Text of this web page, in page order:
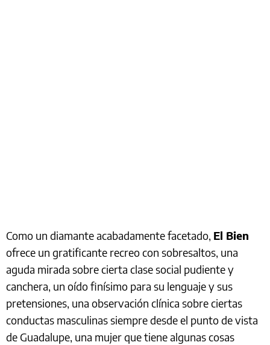
Como un diamante acabadamente facetado, El Bien
ofrece un gratificante recreo con sobresaltos, una
aguda mirada sobre cierta clase social pudiente y
canchera, un oído finísimo para su lenguaje y sus
pretensiones, una observación clínica sobre ciertas
conductas masculinas siempre desde el punto de vista
de Guadalupe, una mujer que tiene algunas cosas